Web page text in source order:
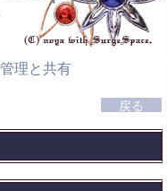
理と共有